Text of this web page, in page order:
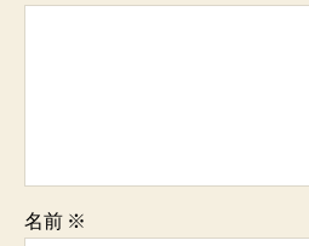
名前 ※